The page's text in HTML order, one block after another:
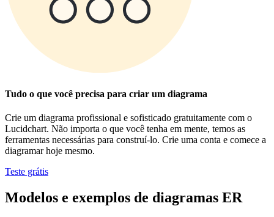
Tudo o que você precisa para criar um diagrama
Crie um diagrama profissional e sofisticado gratuitamente com o
Lucidchart. Não importa o que você tenha em mente, temos as
ferramentas necessárias para construí-lo. Crie uma conta e comece a
diagramar hoje mesmo.
Teste grátis
Modelos e exemplos de diagramas ER